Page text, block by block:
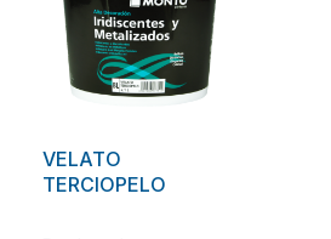
VELATO
TERCIOPELO